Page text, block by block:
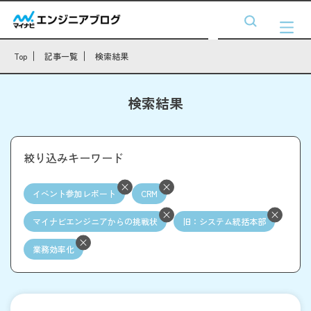
Top 記事一覧 検索結果
検索結果
絞り込みキーワード
イベント参加レポート CRM
マイナビエンジニアからの挑戦状 旧：システム統括本部
業務効率化